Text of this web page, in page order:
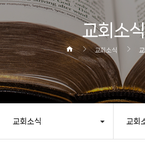
교회소식
교회소식
교회소식 교회